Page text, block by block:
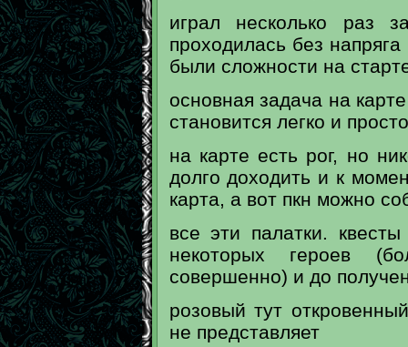
играл несколько раз
проходилась без
были сложности на
основная задача на
становится легко и просто
на карте есть рог, но
долго доходить и к
карта, а вот пкн можно
все эти палатки.
некоторых героев
совершенно) и до
розовый тут
не представляет